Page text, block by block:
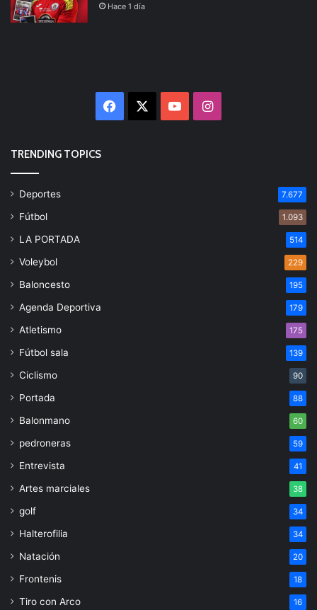
Hace 1 día
Facebook YouTubeInstagram
TRENDING TOPICS
Deportes 7.677
Fútbol 1.093
LA PORTADA 514
Voleybol 229
Baloncesto 195
Agenda Deportiva 179
Atletismo 175
Fútbol sala 139
Ciclismo 90
Portada 88
Balonmano 60
pedroneras 59
Entrevista 41
Artes marciales 38
golf 34
Halterofilia 34
Natación 20
Frontenis 18
Tiro con Arco 16